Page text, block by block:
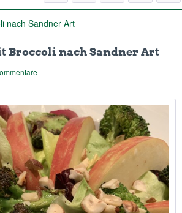
nach Sandner Art
Broccoli nach Sandner Art